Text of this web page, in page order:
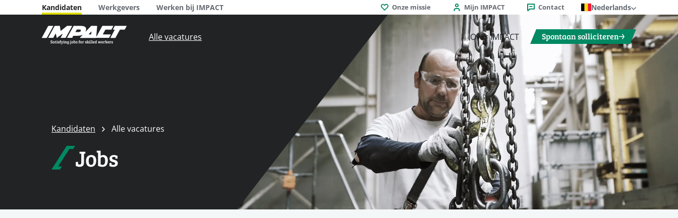
Kandidaten Werkgevers Werken bij IMPACT Onze missie Mijn IMPACT Contact Nederlands
Alle vacatures Over IMPACT Spontaan solliciteren
Kandidaten Alle vacatures
Jobs